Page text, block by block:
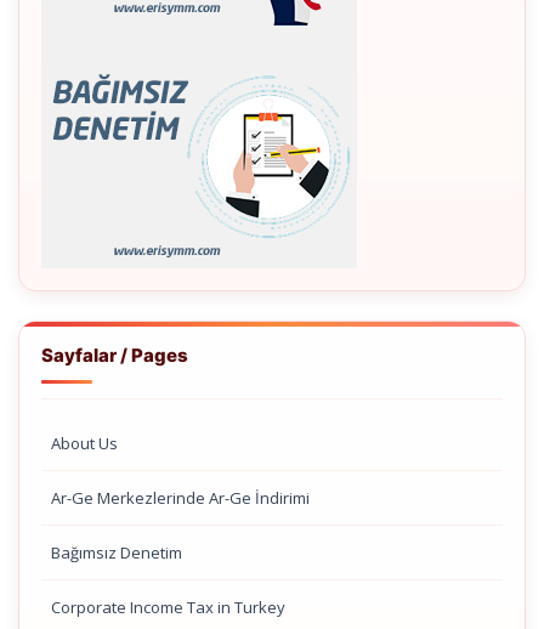
Sayfalar / Pages
About Us
Ar-Ge Merkezlerinde Ar-Ge İndirimi
Bağımsız Denetim
Corporate Income Tax in Turkey